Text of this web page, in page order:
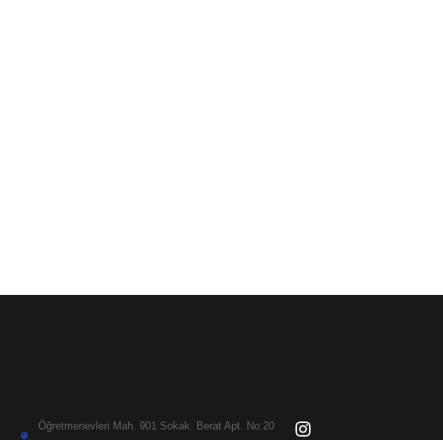
Öğretmenevleri Mah. 901 Sokak. Berat Apt. No:20